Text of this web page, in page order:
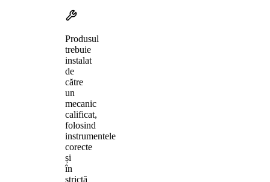
Produsul
trebuie
instalat
de
către
un
mecanic
calificat,
folosind
instrumentele
corecte
și
în
strictă